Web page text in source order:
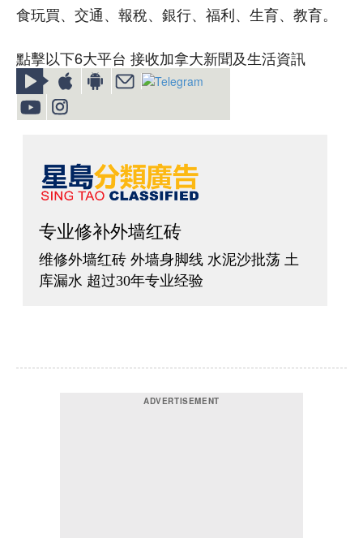
食玩買、交通、報稅、銀行、福利、生育、教育。
點擊以下6大平台 接收加拿大新聞及生活資訊